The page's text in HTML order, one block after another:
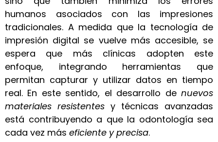
humanos asociados con las impresiones
tradicionales. A medida que la tecnología de
impresión digital se vuelve más accesible, se
espera que más clínicas adopten este
enfoque, integrando herramientas que
permitan capturar y utilizar datos en tiempo
real. En este sentido, el desarrollo de nuevos
materiales resistentes y técnicas avanzadas
está contribuyendo a que la odontología sea
cada vez más eficiente y precisa.